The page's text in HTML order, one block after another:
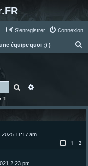
Connexion
S’enregistrer
équipe quoi ;) )
r
Rechercher
1
2025 11:17 am
1 2
2:23 pm